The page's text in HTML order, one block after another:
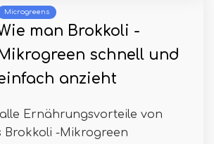
Microgreens
man Brokkoli -
schnell und
anzieht
Ernährungsvorteile von
Brokkoli -Mikrogreen